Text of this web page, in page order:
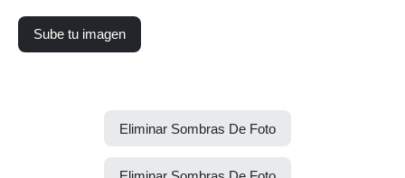
Sube tu imagen
Eliminar Sombras De Foto